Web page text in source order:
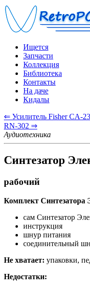
Ищется
Запчасти
Коллекция
Библиотека
Контакты
На даче
Кидалы
⇐ Усилитель Fisher CA-
RN-302 ⇒
Аудиотехника
Синтезатор
рабочий
Комплект
сам Синтезатор
инструкция
шнур питания
соединительный
Не хватает: упаковки,
Недостатки: